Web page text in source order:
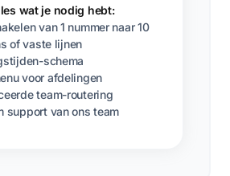
wat je nodig hebt:
van 1 nummer naar 10
of vaste lijnen
schema
voor afdelingen
team-routering
support van ons team